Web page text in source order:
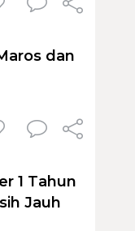
dan
1 Tahun
Jauh